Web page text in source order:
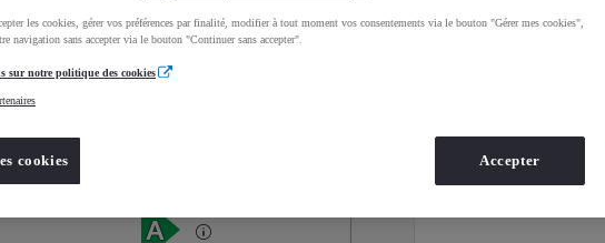
Services Concession
Occasions
les cookies, gérer vos préférences par finalité, modifier à tout moment vos consentements via le bouton "Gérer mes cookies",
navigation sans accepter via le bouton "Continuer sans accepter".
sur notre politique des cookies
cookies Accepter